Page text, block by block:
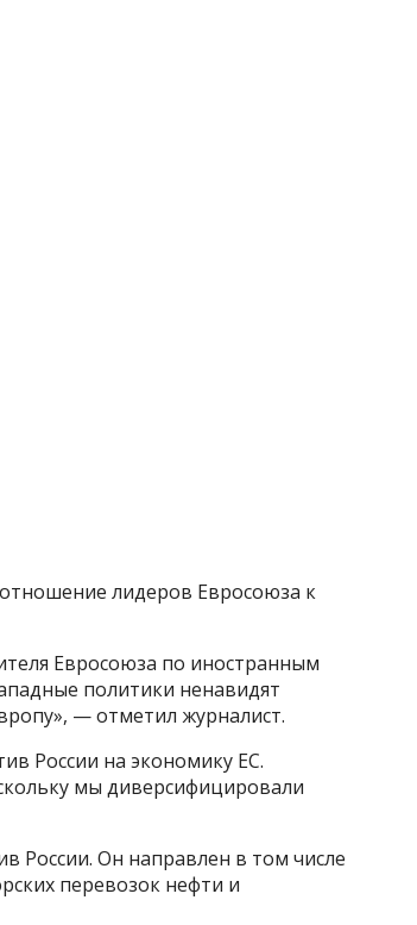
лидеров Евросоюза к
Евросоюза по иностранным
политики ненавидят
— отметил журналист.
России на экономику ЕС.
мы диверсифицировали
России. Он направлен в том числе
перевозок нефти и